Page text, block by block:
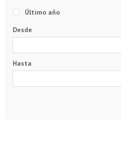
Último año
Desde
Hasta